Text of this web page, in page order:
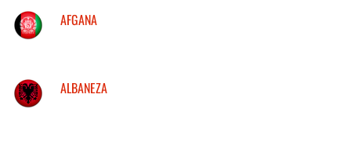
AFGANA
ALBANEZA